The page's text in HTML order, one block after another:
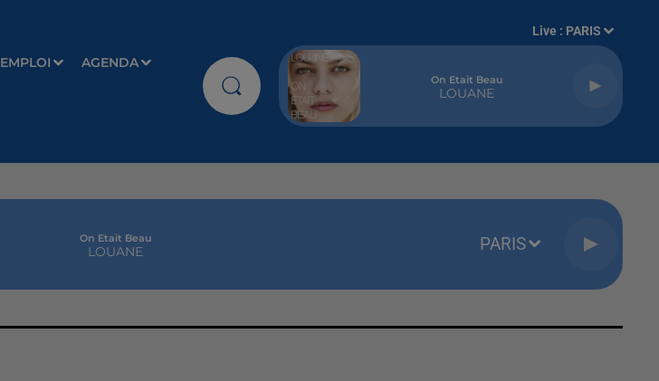
EMPLOI AGENDA
Live : PARIS
On Etait Beau
LOUANE
On Etait Beau
LOUANE PARIS